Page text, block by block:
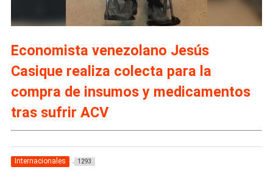
Economista venezolano Jesús
Casique realiza colecta para la
compra de insumos y medicamentos
tras sufrir ACV
Internacionales 1293